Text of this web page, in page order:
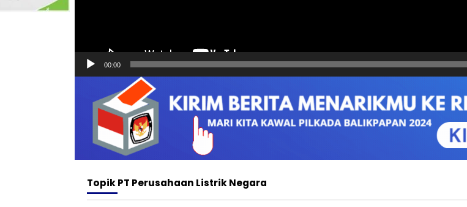
00:00
TopikPT Perusahaan Listrik Negara